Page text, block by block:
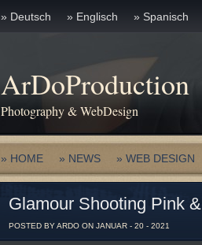
» Deutsch » Englisch » Spanisch
ArDoProduction
Photography & WebDesign
» HOME » NEWS » WEB DESIGN
Glamour Shooting Pink
POSTED BY ARDO ON JANUAR - 20 - 2021